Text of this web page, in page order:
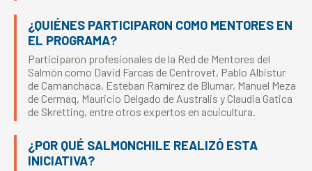
¿QUIÉNES PARTICIPARON COMO MENTORES EN
EL PROGRAMA?
Participaron profesionales de la Red de Mentores del
Salmón como David Farcas de Centrovet, Pablo Albistur
de Camanchaca, Esteban Ramírez de Blumar, Manuel Meza
de Cermaq, Mauricio Delgado de Australis y Claudia Gatica
de Skretting, entre otros expertos en acuicultura.
¿POR QUÉ SALMONCHILE REALIZÓ ESTA
INICIATIVA?